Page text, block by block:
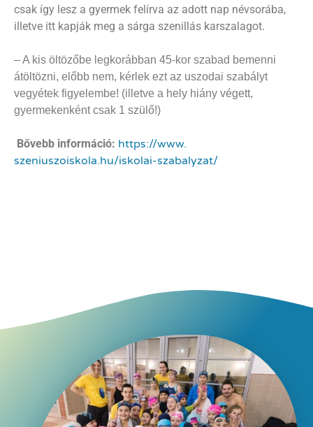
csak így lesz a gyermek felírva az adott nap névsorába,
illetve itt kapják meg a sárga szenillás karszalagot.
– A kis öltözőbe legkorábban 45-kor szabad bemenni
átöltözni, előbb nem, kérlek ezt az uszodai szabályt
vegyétek figyelembe! (illetve a hely hiány végett,
gyermekenként csak 1 szülő!)
Bővebb információ: https://www.
szeniuszoiskola.hu/iskolai-szabalyzat/